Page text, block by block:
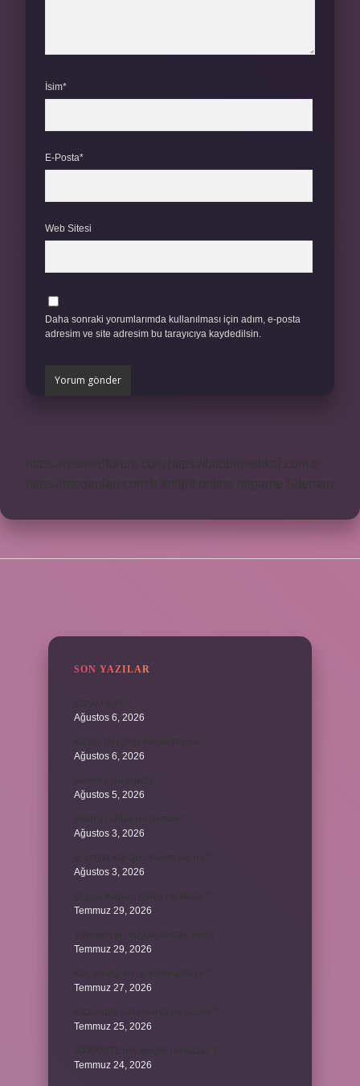
İsim*
E-Posta*
Web Sitesi
Daha sonraki yorumlarımda kullanılması için adım, e-posta
adresim ve site adresim bu tarayıcıya kaydedilsin.
SON YAZILAR
Ağustos 6, 2026
Ağustos 6, 2026
Ağustos 5, 2026
Ağustos 3, 2026
Ağustos 3, 2026
Temmuz 29, 2026
Temmuz 29, 2026
Temmuz 27, 2026
Temmuz 25, 2026
Temmuz 24, 2026